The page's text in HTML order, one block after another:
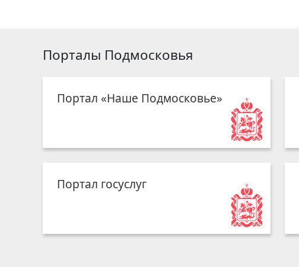
Порталы Подмосковья
Портал «Наше Подмосковье»
Портал госуслуг